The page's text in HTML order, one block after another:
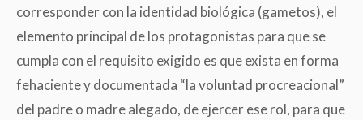
corresponder con la identidad biológica (gametos), el
elemento principal de los protagonistas para que se
cumpla con el requisito exigido es que exista en forma
fehaciente y documentada “la voluntad procreacional”
del padre o madre alegado, de ejercer ese rol, para que